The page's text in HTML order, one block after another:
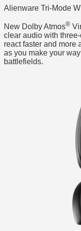
Alienware Tri-Mode
New Dolby Atmos®
clear audio with
react faster and more
as you make your
battlefields.